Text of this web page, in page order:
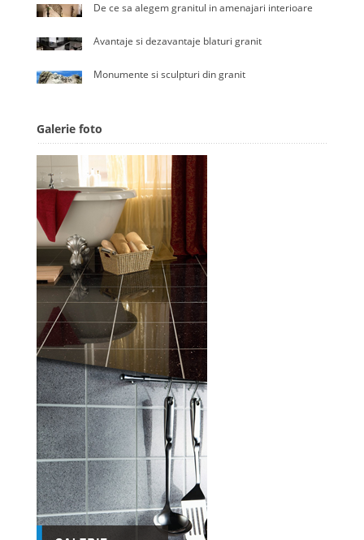
De ce sa alegem granitul in amenajari interioare
Avantaje si dezavantaje blaturi granit
Monumente si sculpturi din granit
Galerie foto